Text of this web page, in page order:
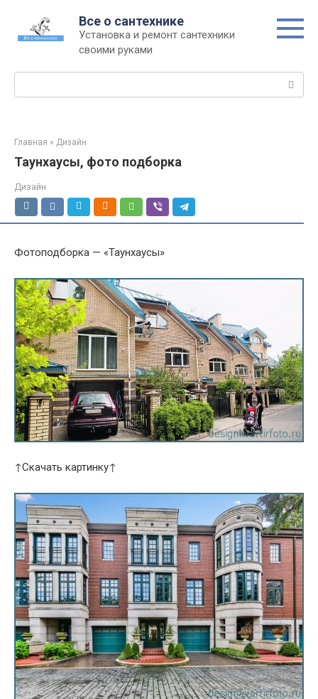
контенту
Все о сантехнике
Установка и ремонт сантехники
своими руками
Главная » Дизайн
Таунхаусы, фото подборка
Дизайн
Фотоподборка — «Таунхаусы»
↑Скачать картинку↑